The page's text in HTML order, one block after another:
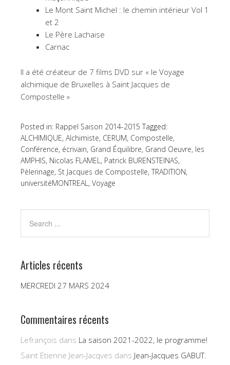
Le Mont Saint Michel : le chemin intérieur Vol 1
et 2
Le Père Lachaise
Carnac
Il a été créateur de 7 films DVD sur « le Voyage
alchimique de Bruxelles à Saint Jacques de
Compostelle »
Posted in: Rappel Saison 2014-2015 Tagged:
ALCHIMIQUE, Alchimiste, CERUM, Compostelle,
Conférence, écrivain, Grand Équilibre, Grand Oeuvre, les
AMPHIS, Nicolas FLAMEL, Patrick BURENSTEINAS,
Pèlerinage, St Jacques de Compostelle, TRADITION,
universitéMONTREAL, Voyage
Articles récents
MERCREDI 27 MARS 2024
Commentaires récents
Lefrançois dans La saison 2021-2022, le programme!
Saint Etienne Jean-Jacqves dans Jean-Jacques GABUT.